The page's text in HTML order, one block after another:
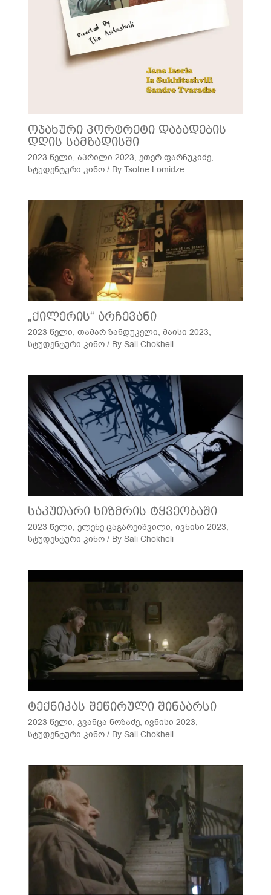
ოჯახური პორტრეტი დაბადების
დღის სამზადისში
2023 წელი, აპრილი 2023, ეთერ ფარჩუკიძე,
სტუდენტური კინო/ By Tsotne Lomidze
„ქილერის“ არჩევანი
2023 წელი, თამარ ზანდუკელი, მაისი 2023,
სტუდენტური კინო/ By Sali Chokheli
საკუთარი სიზმრის ტყვეობაში
2023 წელი, ელენე ცაგარეიშვილი, ივნისი 2023,
სტუდენტური კინო/ By Sali Chokheli
ტექნიკას შეწირული შინაარსი
2023 წელი, გვანცა ნოზაძე, ივნისი 2023,
სტუდენტური კინო/ By Sali Chokheli